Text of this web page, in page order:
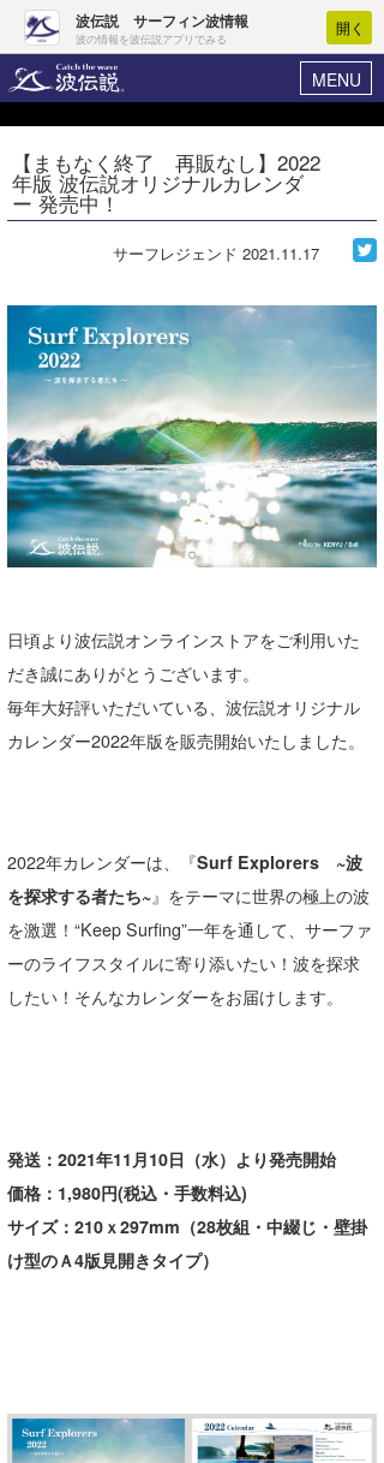
波伝説 サーフィン波情報
波の情報を波伝説アプリでみる
開く
MENU
ヘルプ マイホーム
ログイン
WAVE HUNTER 波予想ツール
気象情報
ニュース
サーフィンエリアガイド
会員メニュー
今月のプレゼント
【まもなく終了 再販なし】2022
年版 波伝説オリジナルカレンダ
ー 発売中！
サーフレジェンド 2021.11.17
日頃より波伝説オンラインストアをご利用いた
だき誠にありがとうございます。
毎年大好評いただいている、波伝説オリジナル
カレンダー2022年版を販売開始いたしました。
2022年カレンダーは、『Surf Explorers ~波
を探求する者たち~』をテーマに世界の極上の波
を激選！“Keep Surfing”一年を通して、サーファ
ーのライフスタイルに寄り添いたい！波を探求
したい！そんなカレンダーをお届けします。
発送：2021年11月10日（水）より発売開始
価格：1,980円(税込・手数料込)
サイズ：210ｘ297mm（28枚組・中綴じ・壁掛
け型のＡ4版見開きタイプ）
Core Surf Japan
コンテスト
ファッション/グッズ
アート＆エンタメ
コラム
トラベル
ショップ情報
ショップ情報
湘南
伊豆
千葉南
大阪
沖縄
ウラナミ
お知らせ
ルール＆How to
VOTE!
Naoya Kimoto
mitsuteru Kamio
Yasunari Inoue
CBA Films
メディア
SURFMEDIA
Colors MAGAZINE
波伝説アンバサダー/プロライダー
福島寿実子
田原啓江
波伝説スタッフ
chan-U